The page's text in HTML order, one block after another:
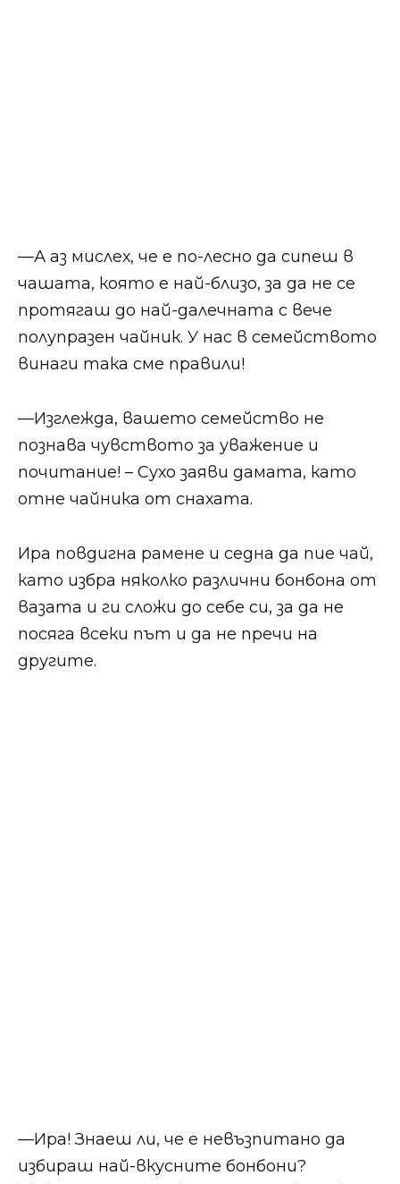
​​—А аз мислех, че е по-лесно да сипеш в
чашата, която е най-близо, за да не се
протягаш до най-далечната с вече
полупразен чайник. У нас в семейството
винаги така сме правили!​​
​​—Изглежда, вашето семейство не
познава чувството за уважение и
почитание! – Сухо заяви дамата, като
отне чайника от снахата.​​
​​Ира повдигна рамене и седна да пие чай,
като избра няколко различни бонбона от
вазата и ги сложи до себе си, за да не
посяга всеки път и да не пречи на
другите.​​
​​—Ира! Знаеш ли, че е невъзпитано да
избираш най-вкусните бонбони?